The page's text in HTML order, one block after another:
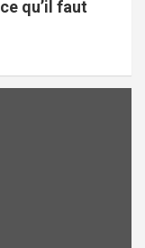
qu’il faut